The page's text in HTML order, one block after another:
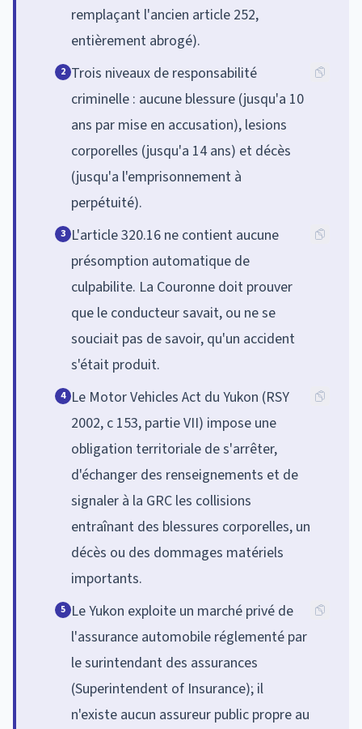
remplaçant l'ancien article 252,
entièrement abrogé).
2 Trois niveaux de responsabilité
criminelle : aucune blessure (jusqu'a 10
ans par mise en accusation), lesions
corporelles (jusqu'a 14 ans) et décès
(jusqu'a l'emprisonnement à
perpétuité).
3 L'article 320.16 ne contient aucune
présomption automatique de
culpabilite. La Couronne doit prouver
que le conducteur savait, ou ne se
souciait pas de savoir, qu'un accident
s'était produit.
4 Le Motor Vehicles Act du Yukon (RSY
2002, c 153, partie VII) impose une
obligation territoriale de s'arrêter,
d'échanger des renseignements et de
signaler à la GRC les collisions
entraînant des blessures corporelles, un
décès ou des dommages matériels
importants.
5 Le Yukon exploite un marché privé de
l'assurance automobile réglementé par
le surintendant des assurances
(Superintendent of Insurance); il
n'existe aucun assureur public propre au